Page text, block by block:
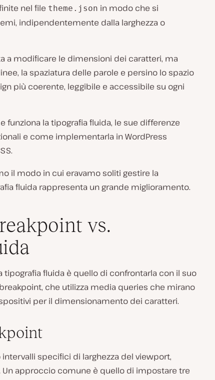
nel file theme.json in modo che si
indipendentemente dalla larghezza o
a modificare le dimensioni dei caratteri, ma
la spaziatura delle parole e persino lo spazio
più coerente, leggibile e accessibile su ogni
funziona la tipografia fluida, le sue differenze
e come implementarla in WordPress
il modo in cui eravamo soliti gestire la
fluida rappresenta un grande miglioramento.
vs.
tipografia fluida è quello di confrontarla con il suo
che utilizza media queries che mirano
per il dimensionamento dei caratteri.
specifici di larghezza del viewport,
approccio comune è quello di impostare tre